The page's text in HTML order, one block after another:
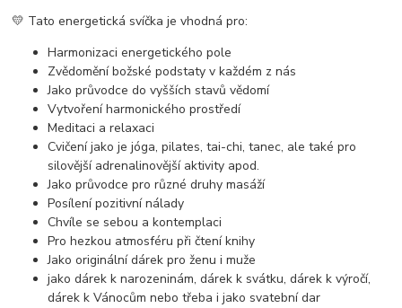
💛 Tato energetická svíčka je vhodná pro:
Harmonizaci energetického pole
Zvědomění božské podstaty v každém z nás
Jako průvodce do vyšších stavů vědomí
Vytvoření harmonického prostředí
Meditaci a relaxaci
Cvičení jako je jóga, pilates, tai-chi, tanec, ale také pro
silovější adrenalinovější aktivity apod.
Jako průvodce pro různé druhy masáží
Posílení pozitivní nálady
Chvíle se sebou a kontemplaci
Pro hezkou atmosféru při čtení knihy
Jako originální dárek pro ženu i muže
jako dárek k narozeninám, dárek k svátku, dárek k výročí,
dárek k Vánocům nebo třeba i jako svatební dar